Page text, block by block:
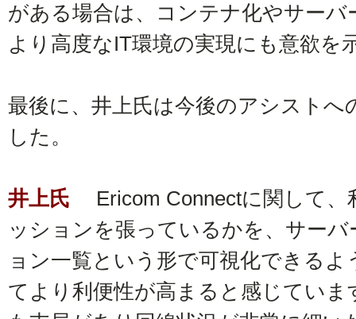
がある場合は、コンテナ化やサー
より高度なIT環境の実現にも意欲を
最後に、井上氏は今後のアシスト
した。
井上氏
Ericom Connectに関して、
ッションを張っているかを、サー
ョン一覧という形で可視化できる
てより利便性が高まると感じてい